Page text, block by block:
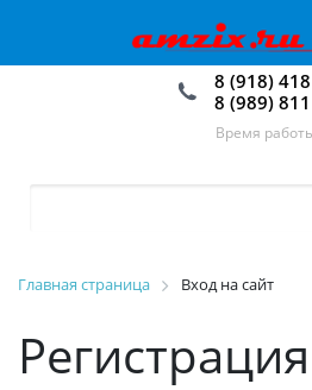
8 (918)
8 (989)
Время
Главная страница Вход на сайт
Регистрация